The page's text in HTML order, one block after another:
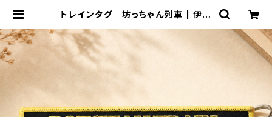
トレインタグ 坊っちゃん列車 | 伊予